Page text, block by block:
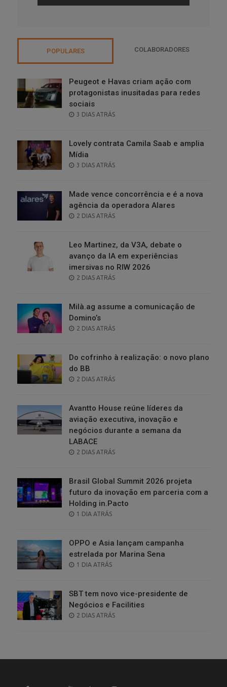
POPULARES COLABORADORES
Peugeot e Havas criam ação com
protagonistas inusitadas para redes
sociais
POSTED
3 DIAS ATRÁS
Lovely contrata Camila Saab e amplia
Mídia
POSTED
3 DIAS ATRÁS
Made vence concorrência e é a nova
agência da operadora Alares
POSTED
2 DIAS ATRÁS
Leo Martinez, da V3A, debate o
avanço da IA em experiências
imersivas no RIW 2026
POSTED
2 DIAS ATRÁS
Milà.ag assume a comunicação de
Domino’s
POSTED
2 DIAS ATRÁS
Do cofrinho à realização: o novo plano
do BB
POSTED
2 DIAS ATRÁS
Avantto House reúne líderes da
aviação executiva, inovação e
negócios durante a semana da
LABACE
POSTED
2 DIAS ATRÁS
Brasil Global Summit 2026 projeta
futuro da inovação em parceria com a
Holding in.Pacto
POSTED
1 DIA ATRÁS
OPPO e Asia lançam campanha
estrelada por Marina Sena
POSTED
1 DIA ATRÁS
SBT tem novo vice-presidente de
Negócios e Facilities
POSTED
2 DIAS ATRÁS